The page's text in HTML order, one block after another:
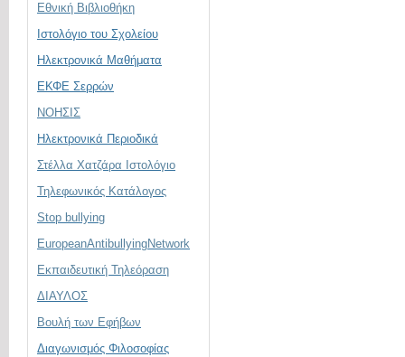
Εθνική Βιβλιοθήκη
Ιστολόγιο του Σχολείου
Ηλεκτρονικά Μαθήματα
ΕΚΦΕ Σερρών
ΝΟΗΣΙΣ
Ηλεκτρονικά Περιοδικά
Στέλλα Χατζάρα Ιστολόγιο
Τηλεφωνικός Κατάλογος
Stop bullying
EuropeanAntibullyingNetwork
Εκπαιδευτική Τηλεόραση
ΔΙΑΥΛΟΣ
Βουλή των Εφήβων
Διαγωνισμός Φιλοσοφίας